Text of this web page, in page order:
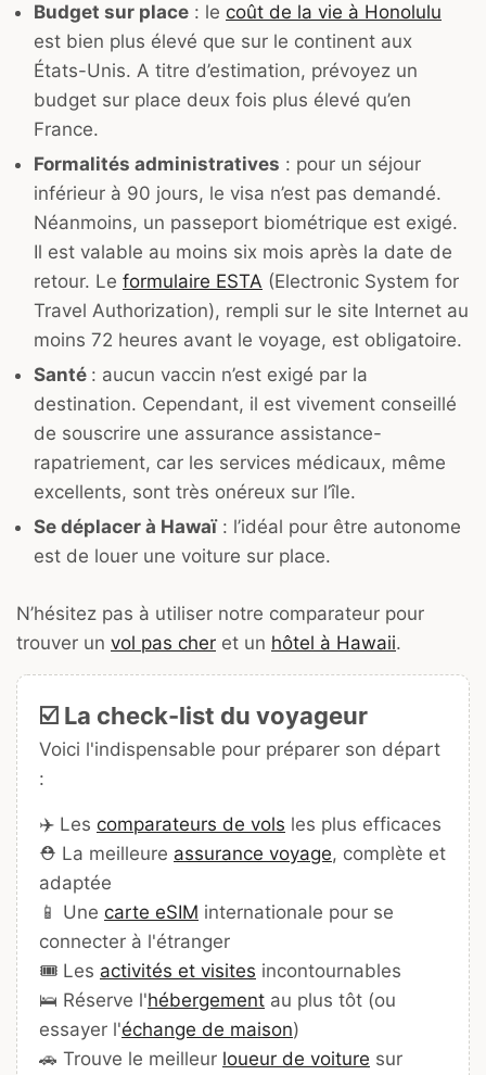
Budget sur place : le coût de la vie à Honolulu
est bien plus élevé que sur le continent aux
États-Unis. A titre d’estimation, prévoyez un
budget sur place deux fois plus élevé qu’en
France.
Formalités administratives : pour un séjour
inférieur à 90 jours, le visa n’est pas demandé.
Néanmoins, un passeport biométrique est exigé.
Il est valable au moins six mois après la date de
retour. Le formulaire ESTA (Electronic System for
Travel Authorization), rempli sur le site Internet au
moins 72 heures avant le voyage, est obligatoire.
Santé : aucun vaccin n’est exigé par la
destination. Cependant, il est vivement conseillé
de souscrire une assurance assistance-
rapatriement, car les services médicaux, même
excellents, sont très onéreux sur l’île.
Se déplacer à Hawaï: l’idéal pour être autonome
est de louer une voiture sur place.
N’hésitez pas à utiliser notre comparateur pour
trouver un vol pas cher et un hôtel à Hawaii.
☑️ La check-list du voyageur
Voici l'indispensable pour préparer son départ
:
✈️ Les comparateurs de vols les plus efficaces
⛑️ La meilleure assurance voyage, complète et
adaptée
📱 Une carte eSIM internationale pour se
connecter à l'étranger
🎟️ Les activités et visites incontournables
🛌 Réserve l'hébergement au plus tôt (ou
essayer l'échange de maison)
🚗 Trouve le meilleur loueur de voiture sur